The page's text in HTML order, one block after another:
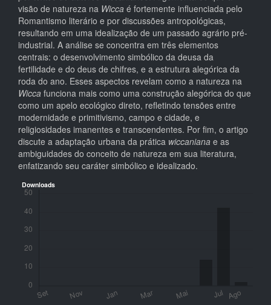
visão de natureza na Wicca é fortemente influenciada pelo
Romantismo literário e por discussões antropológicas,
resultando em uma idealização de um passado agrário pré-
industrial. A análise se concentra em três elementos
centrais: o desenvolvimento simbólico da deusa da
fertilidade e do deus de chifres, e a estrutura alegórica da
roda do ano. Esses aspectos revelam como a natureza na
Wicca funciona mais como uma construção alegórica do que
como um apelo ecológico direto, refletindo tensões entre
modernidade e primitivismo, campo e cidade, e
religiosidades imanentes e transcendentes. Por fim, o artigo
discute a adaptação urbana da prática wiccaniana e as
ambiguidades do conceito de natureza em sua literatura,
enfatizando seu caráter simbólico e idealizado.
Downloads